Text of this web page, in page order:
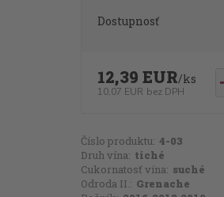
Dostupnosť
12,39 EUR/ks
10,07 EUR bez DPH
Číslo produktu: 4-03
Druh vína: tiché
Cukornatosť vína: suché
Odroda II.: Grenache